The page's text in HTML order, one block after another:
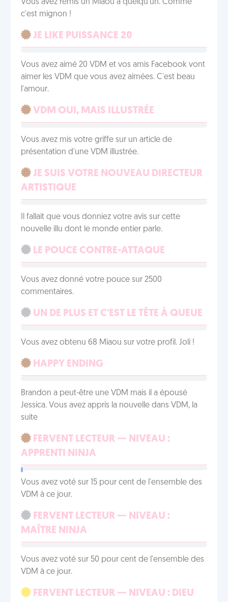
Vous avez remis un Miaou à quelqu'un. Comme
c'est mignon !
JE LIKE PUISSANCE 20
Vous avez aimé 20 VDM et vos amis Facebook vont
aimer les VDM que vous avez aimées. C'est beau
l'amour.
VDM OUI, MAIS ILLUSTRÉE
Vous avez mis votre griffe sur un article de
présentation d'une VDM illustrée.
JE SUIS VOTRE NOUVEAU DIRECTEUR
ARTISTIQUE
Il fallait que vous donniez votre avis sur cette
nouvelle illu dont le monde entier parle.
LE POUCE CONTRE-ATTAQUE
Vous avez donné votre pouce sur 2500
commentaires.
UN DE PLUS ET C'EST LE TÊTE À QUEUE
Vous avez obtenu 68 Miaou sur votre profil. Joli !
HAPPY ENDING
Brandon a peut-être une VDM mais il a épousé
Jessica. Vous avez appris la nouvelle dans VDM, la
suite
FERVENT LECTEUR — NIVEAU :
APPRENTI NINJA
Vous avez voté sur 15 pour cent de l'ensemble des
VDM à ce jour.
FERVENT LECTEUR — NIVEAU :
MAÎTRE NINJA
Vous avez voté sur 50 pour cent de l'ensemble des
VDM à ce jour.
FERVENT LECTEUR — NIVEAU : DIEU